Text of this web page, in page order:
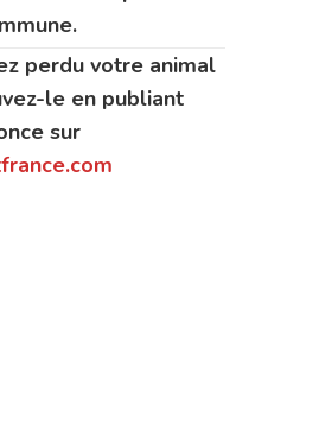
perdu votre animal
le en publiant
sur